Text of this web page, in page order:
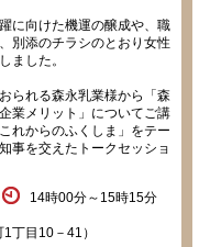
に向けた機運の醸成や、職
別添のチラシのとおり女性
ました。
られる森永乳業様から「森
業メリット」についてご講
れからのふくしま」をテー
事を交えたトークセッショ
14時00分～15時15分
丁目10－41）